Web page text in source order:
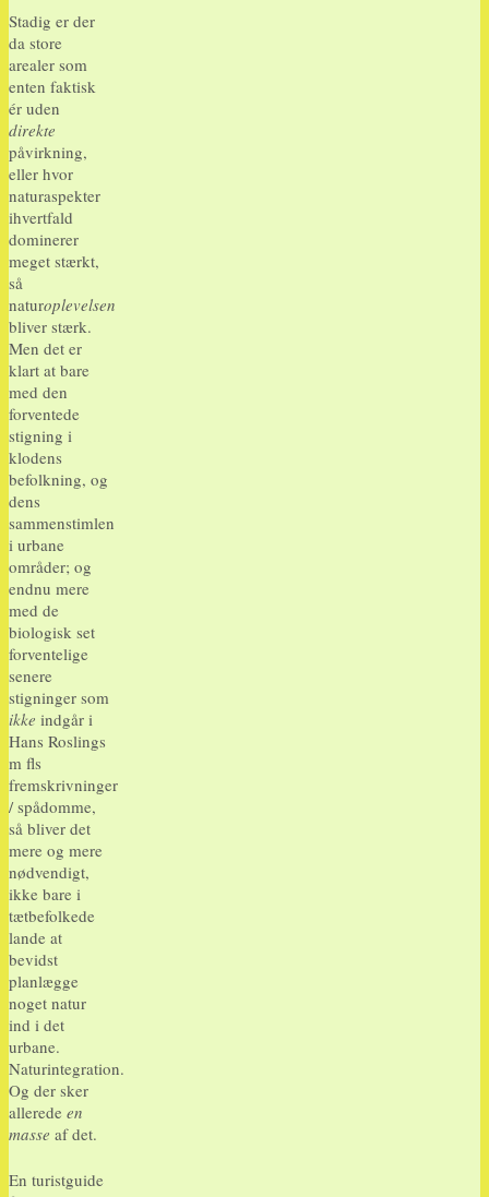
Stadig er der
da store
arealer som
enten faktisk
ér uden
direkte
påvirkning,
eller hvor
naturaspekter
ihvertfald
dominerer
meget stærkt,
så
naturoplevelsen
bliver stærk.
Men det er
klart at bare
med den
forventede
stigning i
klodens
befolkning, og
dens
sammenstimlen
i urbane
områder; og
endnu mere
med de
biologisk set
forventelige
senere
stigninger som
ikke indgår i
Hans Roslings
m fls
fremskrivninger
/ spådomme,
så bliver det
mere og mere
nødvendigt,
ikke bare i
tætbefolkede
lande at
bevidst
planlægge
noget natur
ind i det
urbane.
Naturintegration.
Og der sker
allerede en
masse af det.
En turistguide